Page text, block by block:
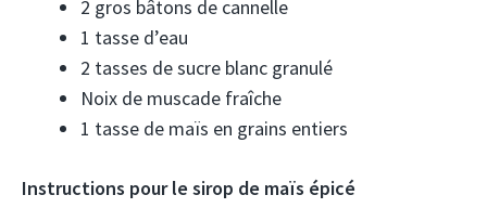
2 gros bâtons de cannelle
1 tasse d’eau
2 tasses de sucre blanc granulé
Noix de muscade fraîche
1 tasse de maïs en grains entiers
Instructions pour le sirop de maïs épicé